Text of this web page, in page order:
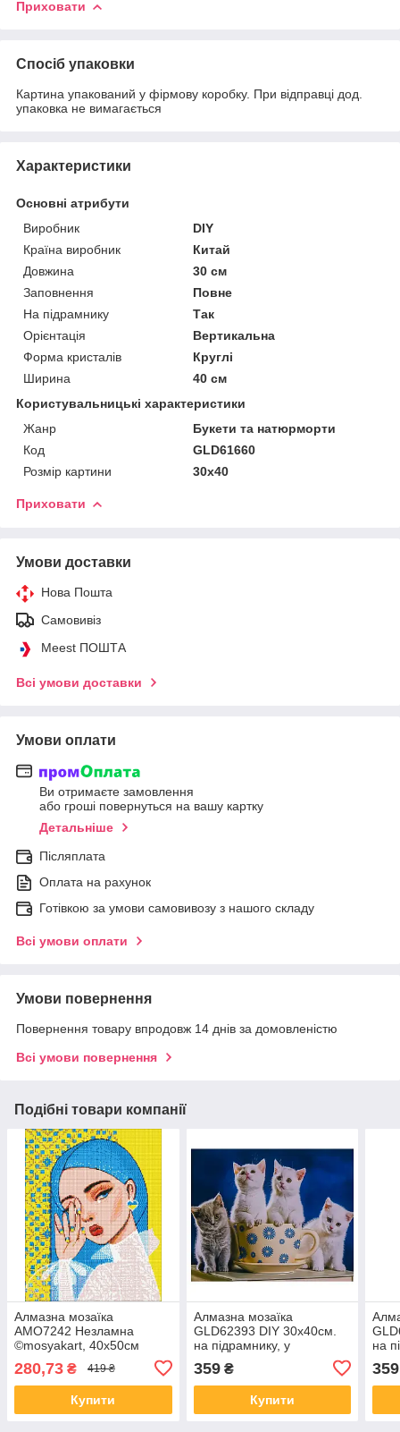
Приховати
Спосіб упаковки
Картина упакований у фірмову коробку. При відправці дод.
упаковка не вимагається
Характеристики
Основні атрибути
Виробник
DIY
Країна виробник
Китай
Довжина
30 см
Заповнення
Повне
На підрамнику
Так
Орієнтація
Вертикальна
Форма кристалів
Круглі
Ширина
40 см
Користувальницькі характеристики
Жанр
Букети та натюрморти
Код
GLD61660
Розмір картини
30х40
Приховати
Умови доставки
Нова Пошта
Самовивіз
Meest ПОШТА
Всі умови доставки
Умови оплати
Ви отримаєте замовлення
або гроші повернуться на вашу картку
Детальніше
Післяплата
Оплата на рахунок
Готівкою за умови самовивозу з нашого складу
Всі умови оплати
Умови повернення
Повернення товару впродовж 14 днів за домовленістю
Всі умови повернення
Подібні товари компанії
Алмазна мозаїка
AMO7242 Незламна
©mosyakart, 40х50см
280,73 ₴ 419 ₴
Купити
Алмазна мозаїка
GLD62393 DIY 30х40см.
на підрамнику, у
359₴
Купити
на
359